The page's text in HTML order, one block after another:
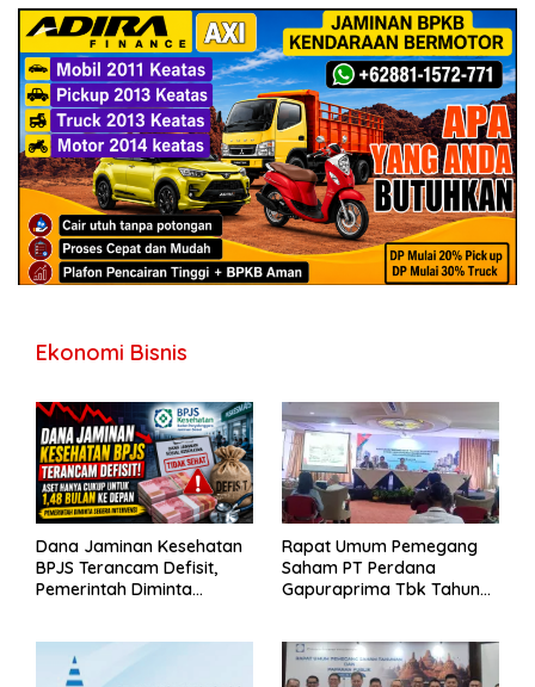
Ekonomi Bisnis
Dana Jaminan Kesehatan
BPJS Terancam Defisit,
Pemerintah Diminta
Rapat Umum Pemegang
Saham PT Perdana
Gapuraprima Tbk Tahun